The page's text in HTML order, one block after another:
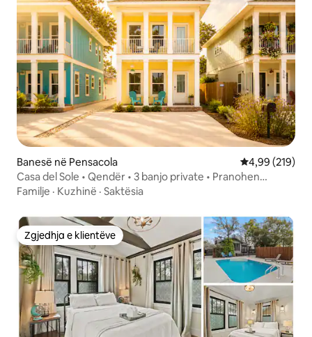
Banesë në Pensacola Vlerësimi
4,99 (219)
Casa del Sole • Qendër • 3 banjo private • Pranohen
kafshët shtëpiake
Familje · Kuzhinë · Saktësia
Zgjedhja e klientëve
Zgjedhja e klientëve